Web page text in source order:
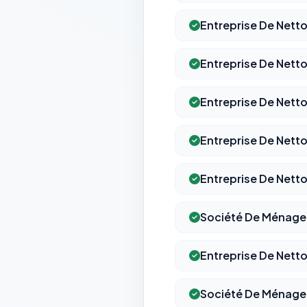
Entreprise De
Entreprise De
Entreprise De
Entreprise De
Entreprise De
Société De
Entreprise De
Société De